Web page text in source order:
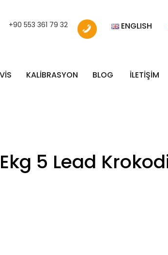
+90 553 361 79 32 ENGLISH
KALİBRASYON BLOG İLETİŞİM
5 Lead